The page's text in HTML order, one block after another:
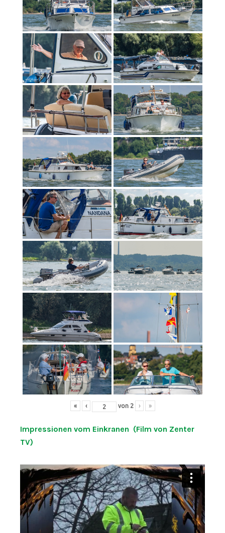
« ‹ von 2 › »
Impressionen vom Einkranen (Film von Zenter
TV)